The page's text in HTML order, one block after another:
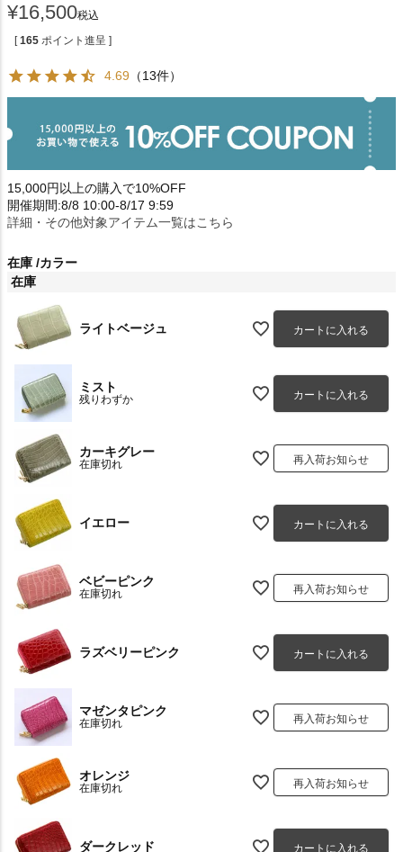
¥16,500税込
[ 165 ポイント進呈 ]
4.69 （13件）
15,000円以上の購入で10%OFF
開催期間:8/8 10:00-8/17 9:59
詳細・その他対象アイテム一覧はこちら
在庫 カラー
在庫
ライトベージュ カートに入れる
ミスト
残りわずか カートに入れる
カーキグレー
在庫切れ 再入荷お知らせ
イエロー カートに入れる
ベビーピンク
在庫切れ 再入荷お知らせ
ラズベリーピンク カートに入れる
マゼンタピンク
在庫切れ 再入荷お知らせ
オレンジ
在庫切れ 再入荷お知らせ
ダークレッド カートに入れる